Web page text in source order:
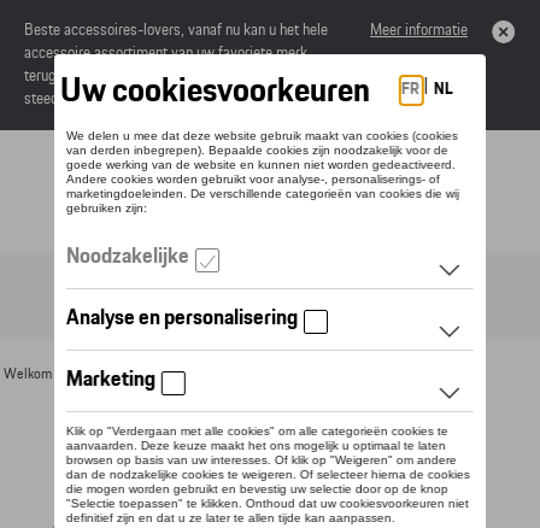
Beste accessoires-lovers, vanaf nu kan u het hele
accessoire assortiment van uw favoriete merk
terugvinden in de online catalogus. Deze kunnen
steeds besteld worden via uw dealer.
Meer informatie
Toggle navigation
Welkom >Voor u >Textiel >